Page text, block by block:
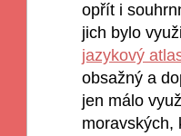
opřít i
jich bylo
jazykový
obsažný a
jen málo
moravských,